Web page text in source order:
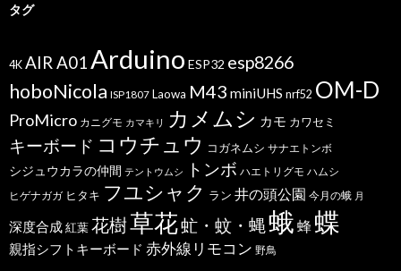
タグ
4K AIR A01 Arduino ESP32 esp8266
hoboNicola ISP1807 Laowa M43 miniUHS nrf52 OM-D
ProMicro カニグモ カマキリ カメムシ カモ カワセミ
キーボード コウチュウ コガネムシ サナエトンボ
シジュウカラの仲間 テントウムシ トンボ ハエトリグモ ハムシ
ヒゲナガガ ヒタキ フユシャク ラン 井の頭公園 今月の蛾 月
深度合成紅葉花樹草花虻・蚊・蝿蛾 蜂 蝶
親指シフトキーボード 赤外線リモコン 野鳥